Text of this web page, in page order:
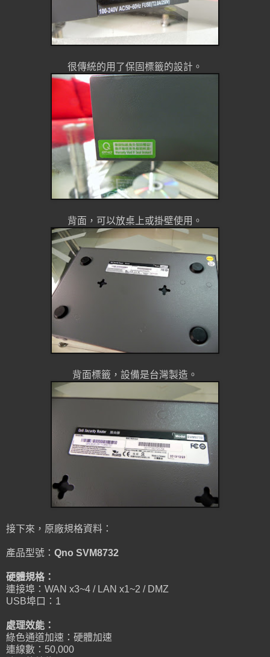
很傳統的用了保固標籤的設計。
背面，可以放桌上或掛壁使用。
背面標籤，設備是台灣製造。
接下來，原廠規格資料：
產品型號： Qno SVM8732
硬體規格：
連接埠：WAN x3~4 / LAN x1~2 / DMZ
USB埠口：1
處理效能：
綠色通道加速：硬體加速
連線數：50,000